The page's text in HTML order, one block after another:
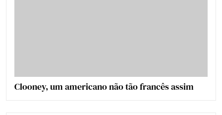
Clooney, um americano não tão francês assim